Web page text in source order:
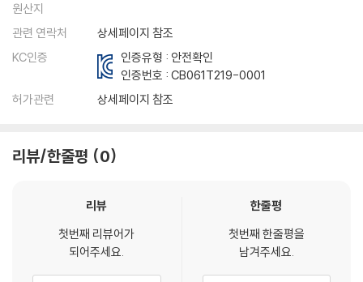
원산지
관련 연락처
상세페이지 참조
KC인증
인증유형 : 안전확인
인증번호 :CB061T219-0001
허가관련
상세페이지 참조
리뷰/한줄평 0
리뷰
첫번째 리뷰어가
되어주세요.
한줄평
첫번째 한줄평을
남겨주세요.